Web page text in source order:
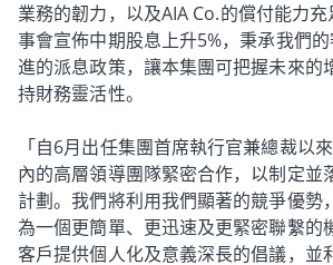
業務的韌力，以及AIA Co.的償付能力
事會宣佈中期股息上升5%，秉承我們
進的派息政策，讓本集團可把握未來的
持財務靈活性。
「自6月出任集團首席執行官兼總裁以
內的高層領導團隊緊密合作，以制定並
計劃。我們將利用我們顯著的競爭優勢
為一個更簡單、更迅速及更緊密聯繫的
客戶提供個人化及意義深長的倡議，並